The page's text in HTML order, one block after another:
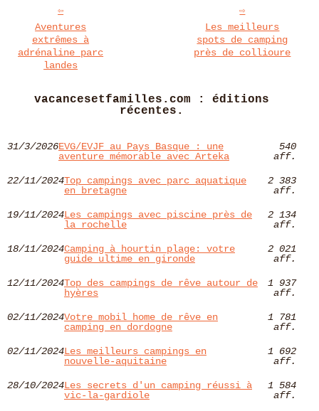
Aventures
extrêmes à
adrénaline parc
landes
Les meilleurs
spots de camping
près de collioure
vacancesetfamilles.com : éditions
récentes.
31/3/2026EVG/EVJF au Pays Basque : une
aventure mémorable avec Arteka
540
aff.
22/11/2024Top campings avec parc aquatique
en bretagne
2 383
aff.
19/11/2024Les campings avec piscine près de
la rochelle
2 134
aff.
18/11/2024Camping à hourtin plage: votre
guide ultime en gironde
2 021
aff.
12/11/2024Top des campings de rêve autour de
hyères​
1 937
aff.
02/11/2024Votre mobil home de rêve en
camping en dordogne
1 781
aff.
02/11/2024Les meilleurs campings en
nouvelle-aquitaine
1 692
aff.
28/10/2024Les secrets d'un camping réussi à
vic-la-gardiole
1 584
aff.